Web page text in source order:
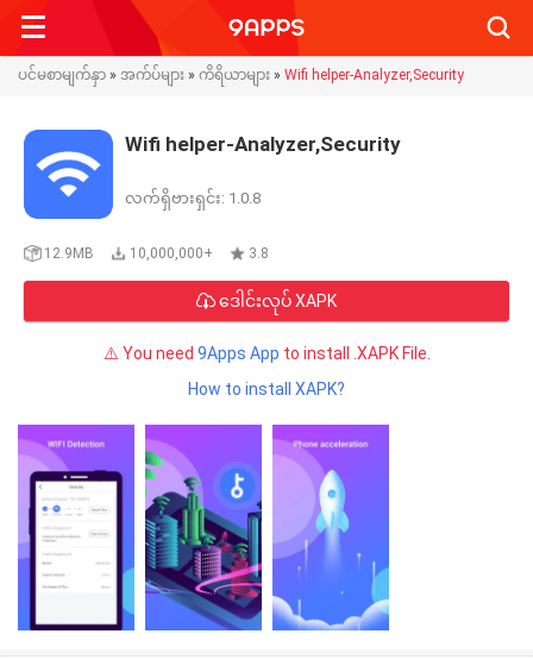
ပင်မစာမျက်နှာ » အက်ပ်များ » ကိရိယာများ » Wifi helper-Analyzer,Security
Wifi helper-Analyzer,Security
လက်ရှိဗားရှင်း: 1.0.8
12.9MB 10,000,000+ 3.8
ဒေါင်းလုပ် XAPK
⚠️ You need 9Apps App to install .XAPK File.
How to install XAPK?